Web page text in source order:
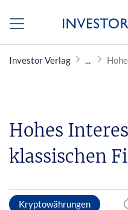
Investor Verlag
Hohes
klassischen
Kryptowährungen